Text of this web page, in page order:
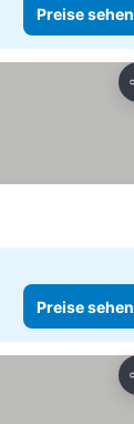
Preise sehen
Preise sehen